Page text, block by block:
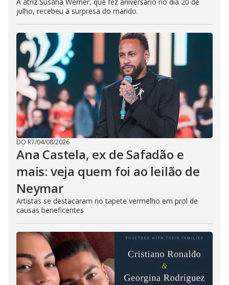
julho, recebeu a surpresa do marido.
DO R7/04/08/2026
Ana Castela, ex de Safadão e
mais: veja quem foi ao leilão de
Neymar
Artistas se destacaram no tapete vermelho em prol de
causas beneficentes